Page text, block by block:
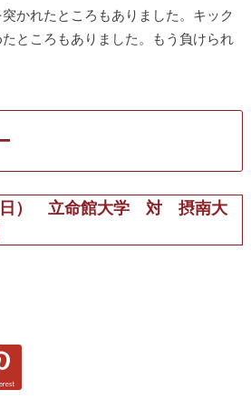
かれたところもありました。キック
ところもありました。もう負けられ
日） 立命館大学 対 摂南大